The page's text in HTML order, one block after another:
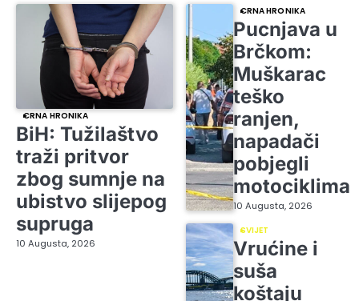
CRNA HRONIKA
BiH: Tužilaštvo
traži pritvor
zbog sumnje na
ubistvo slijepog
supruga
10 Augusta, 2026
CRNA HRONIKA
Pucnjava u
Brčkom:
Muškarac
teško
ranjen,
napadači
pobjegli
motociklima
10 Augusta, 2026
SVIJET
Vrućine i
suša
koštaju